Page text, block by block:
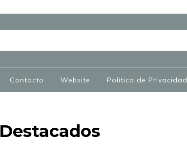
Contacto Website Politica de Privacidad
Destacados